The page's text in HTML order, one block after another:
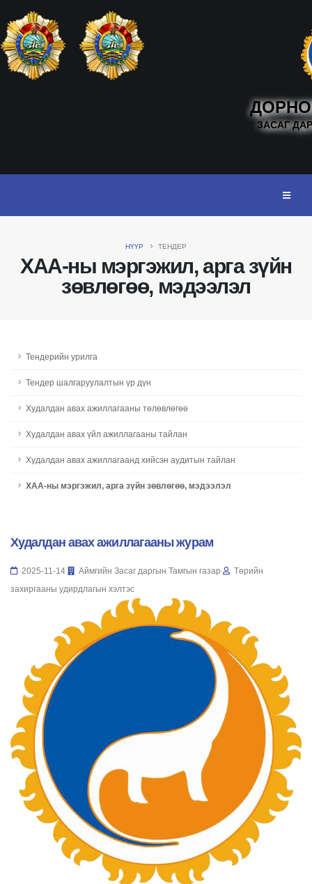
ЗАСАГ
НҮҮР ТЕНДЕР
ХАА-ны мэргэжил, арга зүйн
зөвлөгөө, мэдээлэл
Тендерийн урилга
Тендер шалгаруулалтын үр дүн
Худалдан авах ажиллагааны төлөвлөгөө
Худалдан авах үйл ажиллагааны тайлан
Худалдан авах ажиллагаанд хийсэн аудитын тайлан
ХАА-ны мэргэжил, арга зүйн зөвлөгөө, мэдээлэл
Худалдан авах ажиллагааны журам
2025-11-14 Аймгийн Засаг даргын Тамгын газар
Төрийн
захиргааны удирдлагын хэлтэс